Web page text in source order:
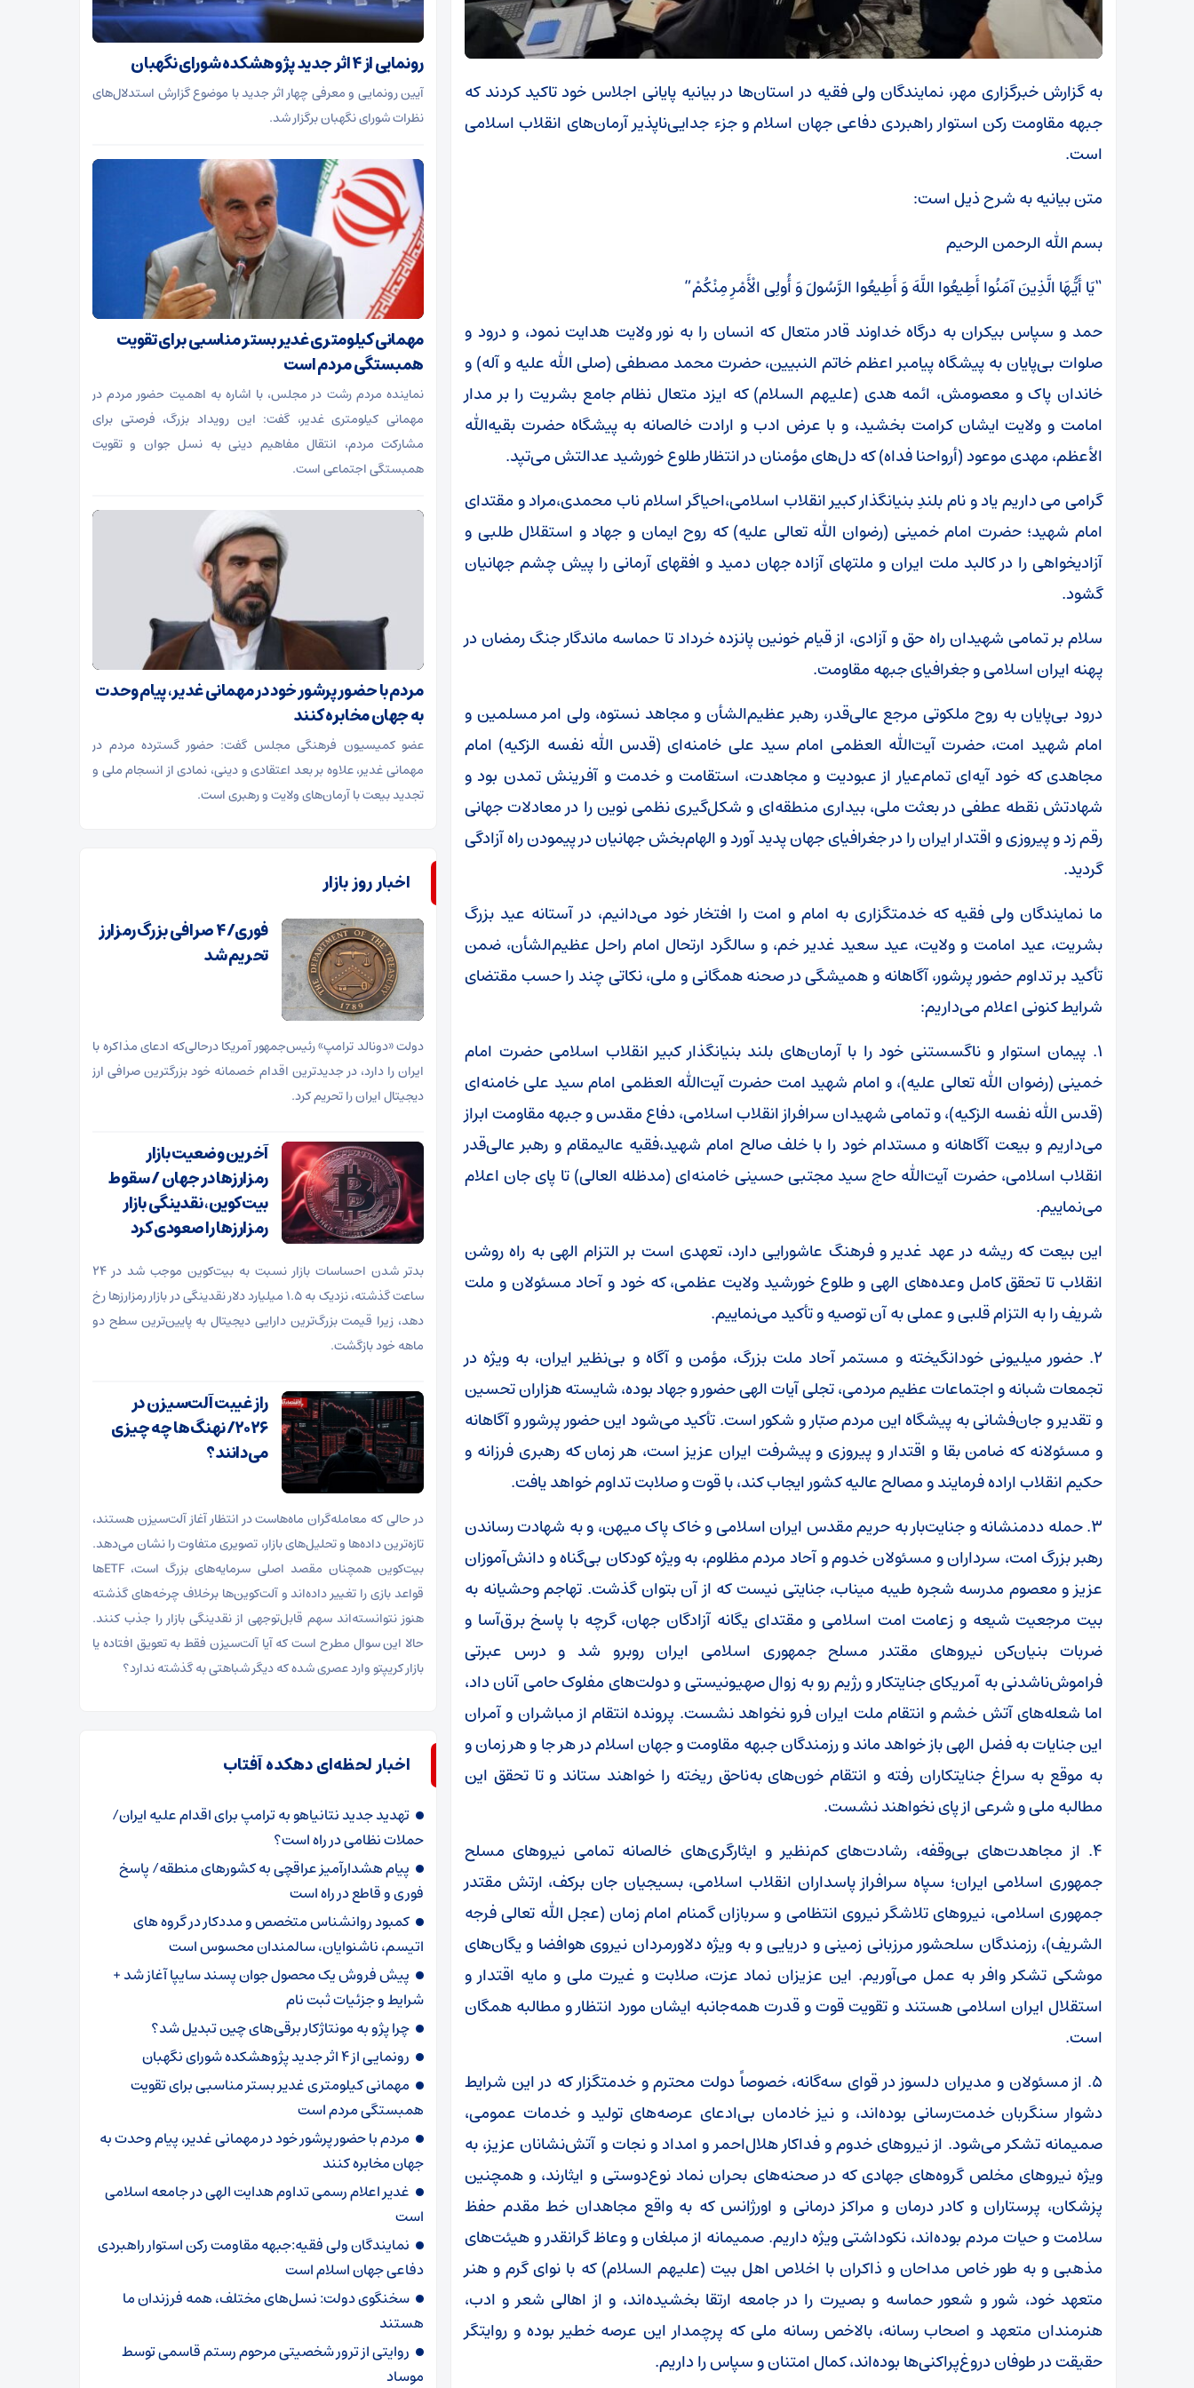
به گزارش خبرگزاری مهر، نمایندگان ولی فقیه در استان‌ها در بیانیه پایانی اجلاس خود تاکید کردند که
جبهه مقاومت رکن استوار راهبردی دفاعی جهان اسلام و جزء جدایی‌ناپذیر آرمان‌های انقلاب اسلامی
است.
متن بیانیه به شرح ذیل است:
بسم الله الرحمن الرحیم
“یَا أَیُّهَا الَّذِینَ آمَنُوا أَطِیعُوا اللَّهَ وَ أَطِیعُوا الرَّسُولَ وَ أُولِی الْأَمْرِ مِنْکُمْ”
حمد و سپاس بیکران به درگاه خداوند قادر متعال که انسان را به نور ولایت هدایت نمود، و درود و
صلوات بی‌پایان به پیشگاه پیامبر اعظم خاتم النبیین، حضرت محمد مصطفی (صلی الله علیه و آله) و
خاندان پاک و معصومش، ائمه هدی (علیهم السلام) که ایزد متعال نظام جامع بشریت را بر مدار
امامت و ولایت ایشان کرامت بخشید، و با عرض ادب و ارادت خالصانه به پیشگاه حضرت بقیه‌الله
الأعظم، مهدی موعود (أرواحنا فداه) که دل‌های مؤمنان در انتظار طلوع خورشید عدالتش می‌تپد.
گرامی می داریم یاد و نام بلندِ بنیانگذار کبیر انقلاب اسلامی،احیاگر اسلام ناب محمدی،مراد و مقتدای
امام شهید؛ حضرت امام خمینی (رضوان الله تعالی علیه) که روح ایمان و جهاد و استقلال طلبی و
آزادیخواهی را در کالبد ملت ایران و ملتهای آزاده جهان دمید و افقهای آرمانی را پیش چشم جهانیان
گشود.
سلام بر تمامی شهیدان راه حق و آزادی، از قیام خونین پانزده خرداد تا حماسه ماندگار جنگ رمضان در
پهنه ایران اسلامی و جغرافیای جبهه مقاومت.
درود بی‌پایان به روح ملکوتی مرجع عالی‌قدر، رهبر عظیم‌الشأن و مجاهد نستوه، ولی امر مسلمین و
امام شهید امت، حضرت آیت‌الله العظمی امام سید علی خامنه‌ای (قدس الله نفسه الزکیه) امام
مجاهدی که خود آیه‌ای تمام‌عیار از عبودیت و مجاهدت، استقامت و خدمت و آفرینش تمدن بود و
شهادتش نقطه عطفی در بعثت ملی، بیداری منطقه‌ای و شکل‌گیری نظمی نوین را در معادلات جهانی
رقم زد و پیروزی و اقتدار ایران را در جغرافیای جهان پدید آورد و الهام‌بخش جهانیان در پیمودن راه آزادگی
گردید.
ما نمایندگان ولی فقیه که خدمتگزاری به امام و امت را افتخار خود می‌دانیم، در آستانه عید بزرگ
بشریت، عید امامت و ولایت، عید سعید غدیر خم، و سالگرد ارتحال امام راحل عظیم‌الشأن، ضمن
تأکید بر تداوم حضور پرشور، آگاهانه و همیشگی در صحنه همگانی و ملی، نکاتی چند را حسب مقتضای
شرایط کنونی اعلام می‌داریم:
۱. پیمان استوار و ناگسستنی خود را با آرمان‌های بلند بنیانگذار کبیر انقلاب اسلامی حضرت امام
خمینی (رضوان الله تعالی علیه)، و امام شهید امت حضرت آیت‌الله العظمی امام سید علی خامنه‌ای
(قدس الله نفسه الزکیه)، و تمامی شهیدان سرافراز انقلاب اسلامی، دفاع مقدس و جبهه مقاومت ابراز
می‌داریم و بیعت آگاهانه و مستدام خود را با خلف صالح امام شهید،فقیه عالیمقام و رهبر عالی‌قدر
انقلاب اسلامی، حضرت آیت‌الله حاج سید مجتبی حسینی خامنه‌ای (مدظله العالی) تا پای جان اعلام
می‌نماییم.
این بیعت که ریشه در عهد غدیر و فرهنگ عاشورایی دارد، تعهدی است بر التزام الهی به راه روشن
انقلاب تا تحقق کامل وعده‌های الهی و طلوع خورشید ولایت عظمی، که خود و آحاد مسئولان و ملت
شریف را به التزام قلبی و عملی به آن توصیه و تأکید می‌نماییم.
۲. حضور میلیونی خودانگیخته و مستمر آحاد ملت بزرگ، مؤمن و آگاه و بی‌نظیر ایران، به ویژه در
تجمعات شبانه و اجتماعات عظیم مردمی، تجلی آیات الهی حضور و جهاد بوده، شایسته هزاران تحسین
و تقدیر و جان‌فشانی به پیشگاه این مردم صبّار و شکور است. تأکید می‌شود این حضور پرشور و آگاهانه
و مسئولانه که ضامن بقا و اقتدار و پیروزی و پیشرفت ایران عزیز است، هر زمان که رهبری فرزانه و
حکیم انقلاب اراده فرمایند و مصالح عالیه کشور ایجاب کند، با قوت و صلابت تداوم خواهد یافت.
۳. حمله ددمنشانه و جنایت‌بار به حریم مقدس ایران اسلامی و خاک پاک میهن، و به شهادت رساندن
رهبر بزرگ امت، سرداران و مسئولان خدوم و آحاد مردم مظلوم، به ویژه کودکان بی‌گناه و دانش‌آموزان
عزیز و معصوم مدرسه شجره طیبه میناب، جنایتی نیست که از آن بتوان گذشت. تهاجم وحشیانه به
بیت مرجعیت شیعه و زعامت امت اسلامی و مقتدای یگانه آزادگان جهان، گرچه با پاسخ برق‌آسا و
ضربات بنیان‌کن نیروهای مقتدر مسلح جمهوری اسلامی ایران روبرو شد و درس عبرتی
فراموش‌ناشدنی به آمریکای جنایتکار و رژیم رو به زوال صهیونیستی و دولت‌های مفلوک حامی آنان داد،
اما شعله‌های آتش خشم و انتقام ملت ایران فرو نخواهد نشست. پرونده انتقام از مباشران و آمران
این جنایات به فضل الهی باز خواهد ماند و رزمندگان جبهه مقاومت و جهان اسلام در هر جا و هر زمان و
به موقع به سراغ جنایتکاران رفته و انتقام خون‌های به‌ناحق ریخته را خواهند ستاند و تا تحقق این
مطالبه ملی و شرعی از پای نخواهند نشست.
۴. از مجاهدت‌های بی‌وقفه، رشادت‌های کم‌نظیر و ایثارگری‌های خالصانه تمامی نیروهای مسلح
جمهوری اسلامی ایران؛ سپاه سرافراز پاسداران انقلاب اسلامی، بسیجیان جان برکف، ارتش مقتدر
جمهوری اسلامی، نیروهای تلاشگر نیروی انتظامی و سربازان گمنام امام زمان (عجل الله تعالی فرجه
الشریف)، رزمندگان سلحشور مرزبانی زمینی و دریایی و به ویژه دلاورمردان نیروی هوافضا و یگان‌های
موشکی تشکر وافر به عمل می‌آوریم. این عزیزان نماد عزت، صلابت و غیرت ملی و مایه اقتدار و
استقلال ایران اسلامی هستند و تقویت قوت و قدرت همه‌جانبه ایشان مورد انتظار و مطالبه همگان
است.
۵. از مسئولان و مدیران دلسوز در قوای سه‌گانه، خصوصاً دولت محترم و خدمتگزار که در این شرایط
دشوار سنگربان خدمت‌رسانی بوده‌اند، و نیز خادمان بی‌ادعای عرصه‌های تولید و خدمات عمومی،
صمیمانه تشکر می‌شود. از نیروهای خدوم و فداکار هلال‌احمر و امداد و نجات و آتش‌نشانان عزیز، به
ویژه نیروهای مخلص گروه‌های جهادی که در صحنه‌های بحران نماد نوع‌دوستی و ایثارند، و همچنین
پزشکان، پرستاران و کادر درمان و مراکز درمانی و اورژانس که به واقع مجاهدان خط مقدم حفظ
سلامت و حیات مردم بوده‌اند، نکوداشتی ویژه داریم. صمیمانه از مبلغان و وعاظ گرانقدر و هیئت‌های
مذهبی و به طور خاص مداحان و ذاکران با اخلاص اهل بیت (علیهم السلام) که با نوای گرم و هنر
متعهد خود، شور و شعور حماسه و بصیرت را در جامعه ارتقا بخشیده‌اند، و از اهالی شعر و ادب،
هنرمندان متعهد و اصحاب رسانه، بالاخص رسانه ملی که پرچمدار این عرصه خطیر بوده و روایتگر
حقیقت در طوفان دروغ‌پراکنی‌ها بوده‌اند، کمال امتنان و سپاس را داریم.
رونمایی از ۴ اثر جدید پژوهشکده شورای نگهبان
آیین رونمایی و معرفی چهار اثر جدید با موضوع گزارش استدلال‌های
نظرات شورای نگهبان برگزار شد.
مهمانی کیلومتری غدیر بستر مناسبی برای تقویت
همبستگی مردم است
نماینده مردم رشت در مجلس، با اشاره به اهمیت حضور مردم در
مهمانی کیلومتری غدیر، گفت: این رویداد بزرگ، فرصتی برای
مشارکت مردم، انتقال مفاهیم دینی به نسل جوان و تقویت
همبستگی اجتماعی است.
مردم با حضور پرشور خود در مهمانی غدیر، پیام وحدت
به جهان مخابره کنند
عضو کمیسیون فرهنگی مجلس گفت: حضور گسترده مردم در
مهمانی غدیر، علاوه بر بعد اعتقادی و دینی، نمادی از انسجام ملی و
تجدید بیعت با آرمان‌های ولایت و رهبری است.
اخبار روز بازار
فوری/ ۴ صرافی بزرگ رمزارز
تحریم شد
دولت «دونالد ترامپ» رئیس‌جمهور آمریکا درحالی‌که ادعای مذاکره با
ایران را دارد، در جدیدترین اقدام خصمانه خود بزرگترین صرافی ارز
دیجیتال ایران را تحریم کرد.
آخرین وضعیت بازار
رمزارزها در جهان / سقوط
بیت‌کوین، نقدینگی‌ بازار
رمزارزها را صعودی کرد
بدتر شدن احساسات بازار نسبت به بیت‌کوین موجب شد در ۲۴
ساعت گذشته، نزدیک به ۱.۵ میلیارد دلار نقدینگی در بازار رمزارزها رخ
دهد، زیرا قیمت بزرگ‌ترین دارایی دیجیتال به پایین‌ترین سطح دو
ماهه خود بازگشت.
راز غیبت آلت‌سیزن در
۲۰۲۶/ نهنگ‌ها چه چیزی
می‌دانند؟
در حالی که معامله‌گران ماه‌هاست در انتظار آغاز آلت‌سیزن هستند،
تازه‌ترین داده‌ها و تحلیل‌های بازار، تصویری متفاوت را نشان می‌دهد.
بیت‌کوین همچنان مقصد اصلی سرمایه‌های بزرگ است، ETFها
قواعد بازی را تغییر داده‌اند و آلت‌کوین‌ها برخلاف چرخه‌های گذشته
هنوز نتوانسته‌اند سهم قابل‌توجهی از نقدینگی بازار را جذب کنند.
حالا این سوال مطرح است که آیا آلت‌سیزن فقط به تعویق افتاده یا
بازار کریپتو وارد عصری شده که دیگر شباهتی به گذشته ندارد؟
اخبار لحظه‌ای دهکده آفتاب
تهدید جدید نتانیاهو به ترامپ برای اقدام علیه ایران/
حملات نظامی در راه است؟
پیام هشدارآمیز عراقچی به کشور‌های منطقه/ پاسخ
فوری و قاطع در راه است
کمبود روانشناس متخصص و مددکار در گروه های
اتیسم، ناشنوایان، سالمندان محسوس است
پیش فروش یک محصول جوان پسند سایپا آغاز شد +
شرایط و جزئیات ثبت نام
چرا پژو به مونتاژکار برقی‌های چین تبدیل شد؟
رونمایی از ۴ اثر جدید پژوهشکده شورای نگهبان
مهمانی کیلومتری غدیر بستر مناسبی برای تقویت
همبستگی مردم است
مردم با حضور پرشور خود در مهمانی غدیر، پیام وحدت به
جهان مخابره کنند
غدیر اعلام رسمی تداوم هدایت الهی در جامعه اسلامی
است
نمایندگان ولی فقیه:جبهه مقاومت رکن استوار راهبردی
دفاعی جهان اسلام است
سخنگوی دولت: نسل‌های مختلف، همه فرزندان ما
هستند
روایتی از ترور شخصیتی مرحوم رستم قاسمی توسط
موساد